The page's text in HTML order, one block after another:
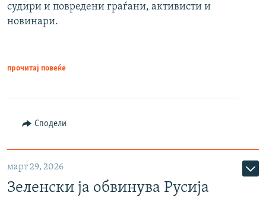
судири и повредени граѓани, активисти и
новинари.
прочитај повеќе
Сподели
март 29, 2026
Зеленски ја обвинува Русија